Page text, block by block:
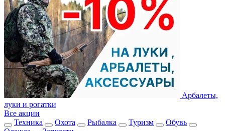
Арбалеты,
луки и рогатки
Все акции
Техника
Охота Рыбалка Туризм
Обувь